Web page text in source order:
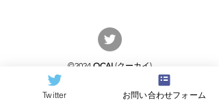
©2024 QCAI (クーカイ)
量子コンピューティング業界ニュース
Twitter
お問い合わせフォーム